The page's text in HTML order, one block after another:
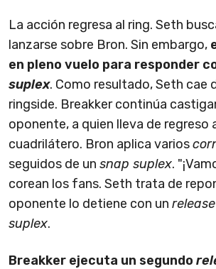
La acción regresa al ring. Seth
lanzarse sobre Bron. Sin embargo,
en pleno vuelo para responder
suplex. Como resultado, Seth cae
ringside. Breakker continúa
oponente, a quien lleva de regreso
cuadrilátero. Bron aplica varios
seguidos de un snap suplex.
corean los fans. Seth trata de
oponente lo detiene con un
suplex.
Breakker ejecuta un segundo